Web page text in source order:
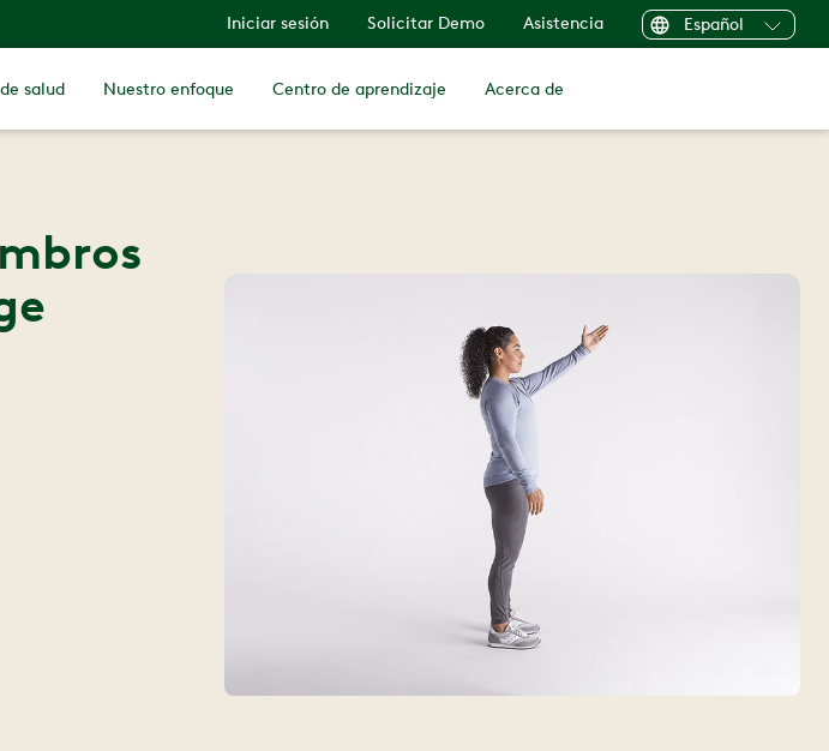
Iniciar sesión Solicitar Demo Asistencia Español
salud Nuestro enfoque Centro de aprendizaje Acerca de